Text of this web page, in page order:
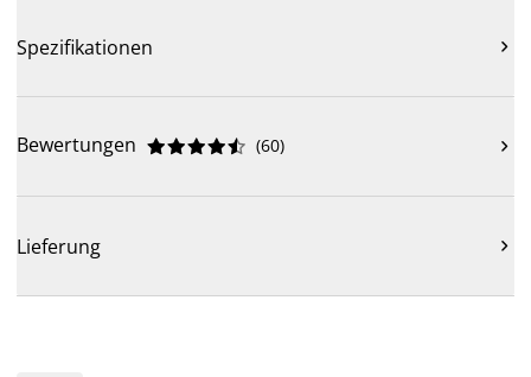
Spezifikationen 
Bewertungen 




 (60) 
Lieferung 